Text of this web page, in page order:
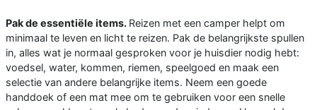
Pak de essentiële items. Reizen met een camper helpt om
minimaal te leven en licht te reizen. Pak de belangrijkste spullen
in, alles wat je normaal gesproken voor je huisdier nodig hebt:
voedsel, water, kommen, riemen, speelgoed en maak een
selectie van andere belangrijke items. Neem een goede
handdoek of een mat mee om te gebruiken voor een snelle